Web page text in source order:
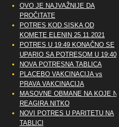
OVO JE NAJVAŽNIJE DA
PROČITATE
POTRES KOD SISKA OD
KOMETE ELENIN 25.11.2021
POTRES U 19:49 KONAČNO SE
UPARIO SA POTRESOM U 19:40
NOVA POTRESNA TABLICA
PLACEBO VAKCINACIJA vs
PRAVA VAKCINACIJA
MASOVNE OBMANE NA KOJE NE
REAGIRA NITKO
NOVI POTRES U PARITETU NA
TABLICI